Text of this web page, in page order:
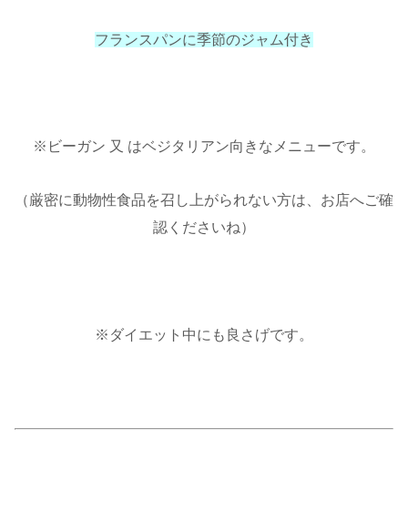
フランスパンに季節のジャム付き
※ビーガン 又 はベジタリアン向きなメニューです。
（厳密に動物性食品を召し上がられない方は、お店へご確
認くださいね）
※ダイエット中にも良さげです。